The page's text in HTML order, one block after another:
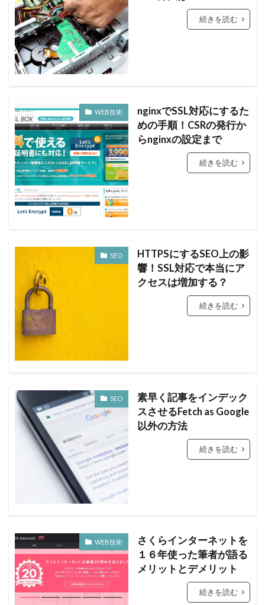
続きを読む
WEB技術
nginxでSSL対応にするた
めの手順！CSRの発行か
らnginxの設定まで
続きを読む
SEO
HTTPSにするSEO上の影
響！SSL対応で本当にア
クセスは増加する？
続きを読む
SEO
素早く記事をインデック
スさせるFetch as Google
以外の方法
続きを読む
WEB技術
さくらインターネットを
１６年使った筆者が語る
メリットとデメリット
続きを読む